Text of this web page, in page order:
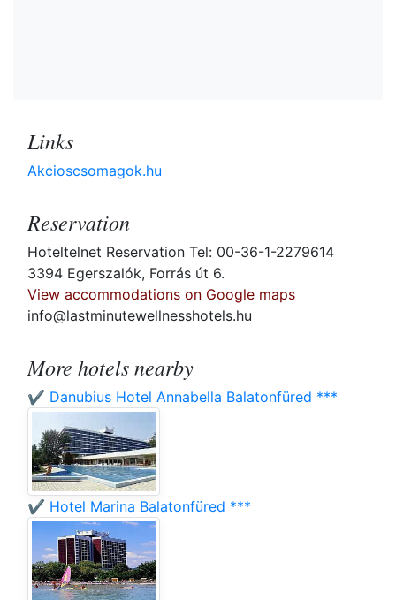
Links
Akcioscsomagok.hu
Reservation
Hoteltelnet Reservation Tel: 00-36-1-2279614
3394 Egerszalók, Forrás út 6.
View accommodations on Google maps
info@lastminutewellnesshotels.hu
More hotels nearby
✔️ Danubius Hotel Annabella Balatonfüred ***
✔️ Hotel Marina Balatonfüred ***